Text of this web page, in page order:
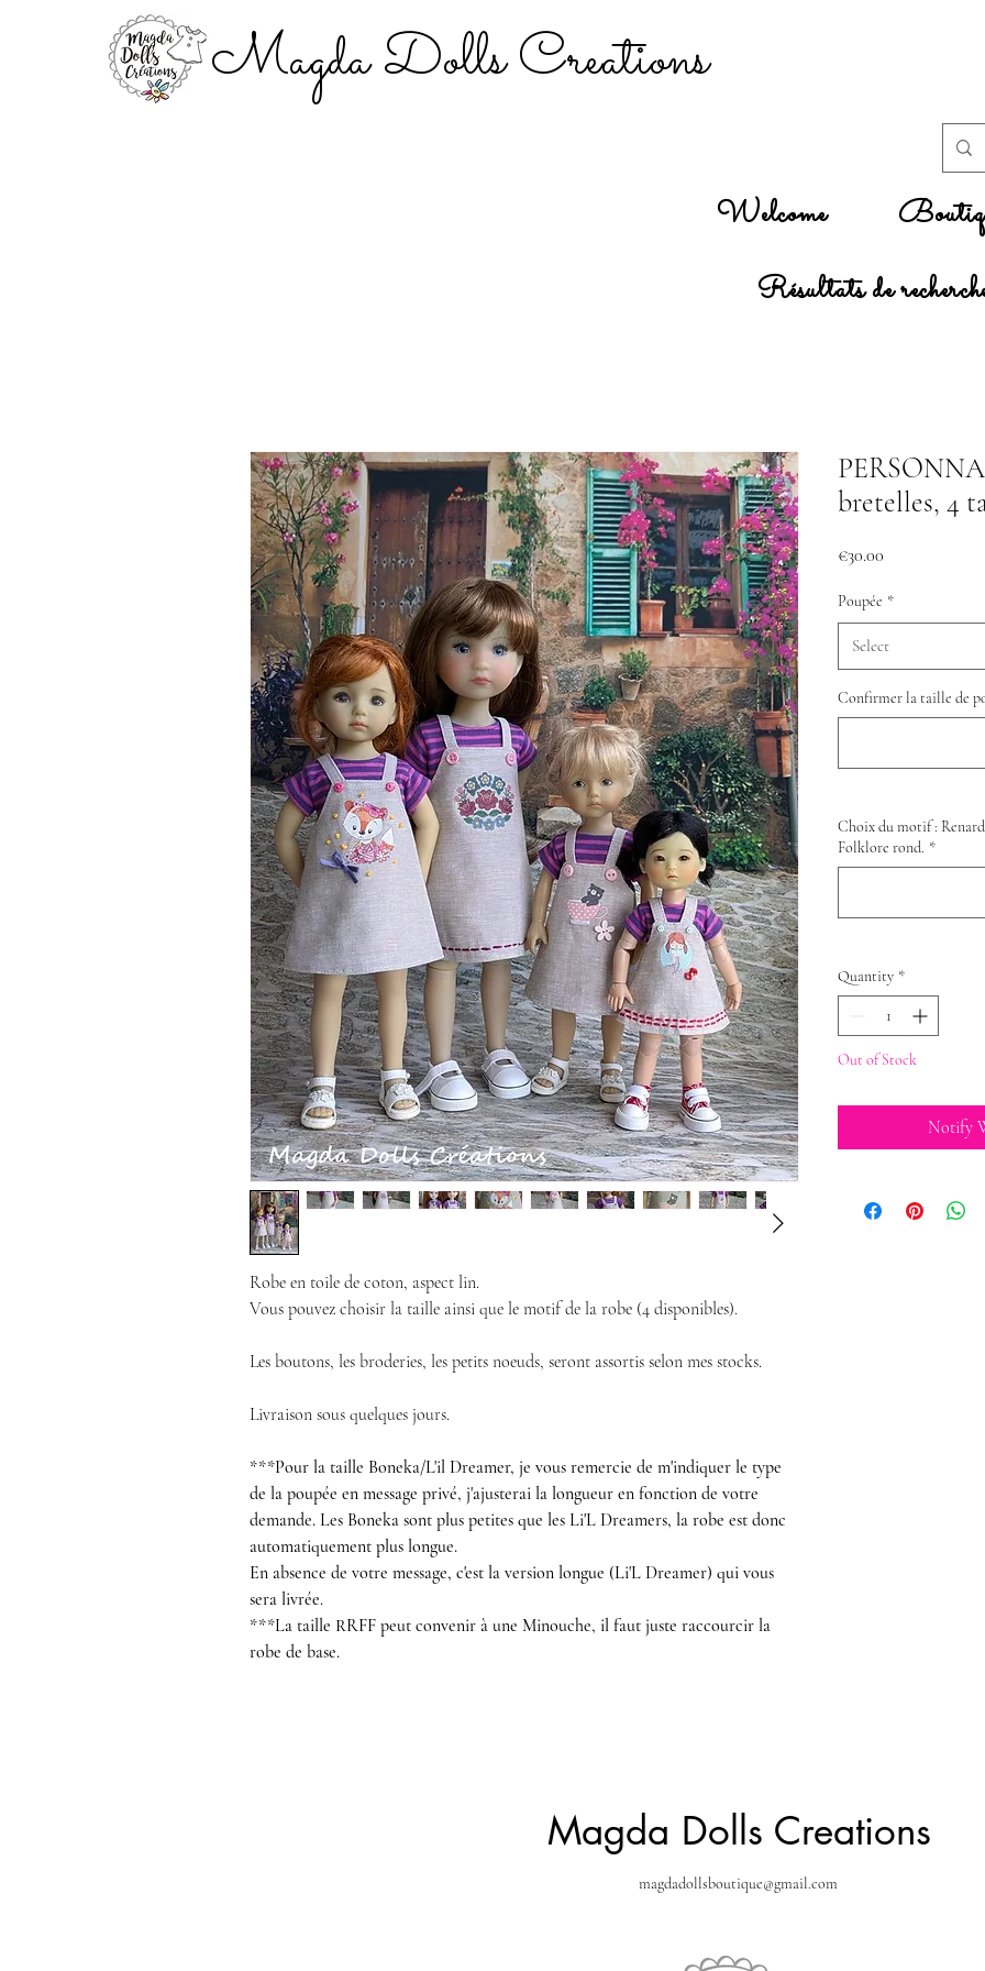
Magda Dolls Creations
Welcome
Résultats de
Robe en toile de coton, aspect lin.
Vous pouvez choisir la taille ainsi que le motif de la robe (4 disponibles).
Les boutons, les broderies, les petits noeuds, seront assortis selon mes stocks.
Livraison sous quelques jours.
***Pour la taille Boneka/L'il Dreamer, je vous remercie de m'indiquer le type
de la poupée en message privé, j'ajusterai la longueur en fonction de votre
demande. Les Boneka sont plus petites que les Li'L Dreamers, la robe est donc
automatiquement plus longue.
En absence de votre message, c'est la version longue (Li'L Dreamer) qui vous
sera livrée.
***La taille RRFF peut convenir à une Minouche, il faut juste raccourcir la
robe de base.
bretelles, 4
€30.00
Poupée *
Select
Confirmer la taille de
Choix du motif :
Folklore rond. *
Quantity *
Out of Stock
Notify
Magda Dolls Creations
magdadollsboutique@gmail.com